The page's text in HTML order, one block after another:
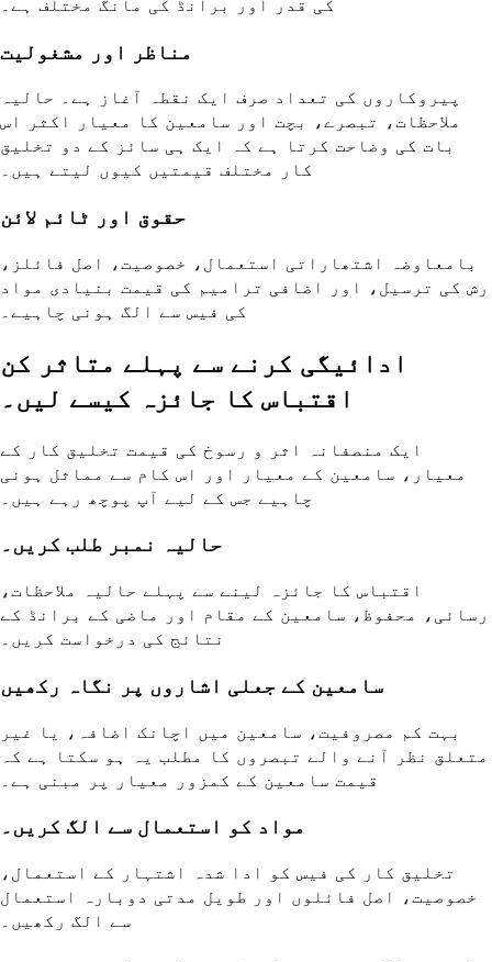
مناظر اور مشغولیت
پیروکاروں کی تعداد صرف ایک نقطہ آغاز ہے۔ حالیہ
ملاحظات، تبصرے، بچت اور سامعین کا معیار اکثر اس
بات کی وضاحت کرتا ہے کہ ایک ہی سائز کے دو تخلیق
کار مختلف قیمتیں کیوں لیتے ہیں۔
حقوق اور ٹائم لائن
بامعاوضہ اشتھاراتی استعمال، خصوصیت، اصل فائلز،
رش کی ترسیل، اور اضافی ترامیم کی قیمت بنیادی مواد
کی فیس سے الگ ہونی چاہیے۔
ادائیگی کرنے سے پہلے متاثر کن
اقتباس کا جائزہ کیسے لیں۔
ایک منصفانہ اثر و رسوخ کی قیمت تخلیق کار کے
معیار، سامعین کے معیار اور اس کام سے مماثل ہونی
چاہیے جس کے لیے آپ پوچھ رہے ہیں۔
حالیہ نمبر طلب کریں۔
اقتباس کا جائزہ لینے سے پہلے حالیہ ملاحظات،
رسائی، محفوظ، سامعین کے مقام اور ماضی کے برانڈ کے
نتائج کی درخواست کریں۔
سامعین کے جعلی اشاروں پر نگاہ رکھیں
بہت کم مصروفیت، سامعین میں اچانک اضافہ، یا غیر
متعلق نظر آنے والے تبصروں کا مطلب یہ ہو سکتا ہے کہ
قیمت سامعین کے کمزور معیار پر مبنی ہے۔
مواد کو استعمال سے الگ کریں۔
تخلیق کار کی فیس کو ادا شدہ اشتہار کے استعمال،
خصوصیت، اصل فائلوں اور طویل مدتی دوبارہ استعمال
سے الگ رکھیں۔